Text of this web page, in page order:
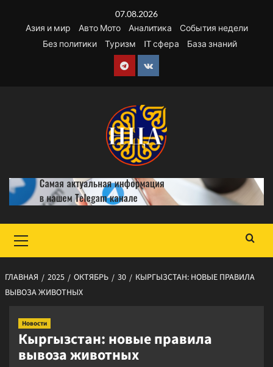
содержимому
07.08.2026
Азия и мир
Авто Мото Аналитика
События недели
Без политики
Туризм IT сфера База знаний
Telegram
VK
меню
ГЛАВНАЯ 2025 ОКТЯБРЬ 30
КЫРГЫЗСТАН: НОВЫЕ ПРАВИЛА
ВЫВОЗА ЖИВОТНЫХ
Новости
Кыргызстан: новые правила
вывоза животных